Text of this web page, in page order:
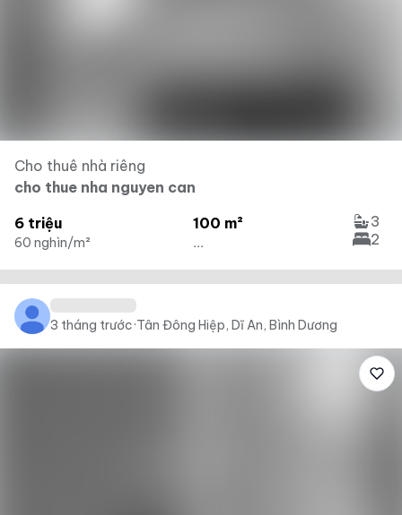
Cho thuê nhà riêng
cho thue nha nguyen can
6 triệu
60 nghìn/m²
100 m²
...
3
2
3 tháng trước·Tân Đông Hiệp, Dĩ An, Bình Dương